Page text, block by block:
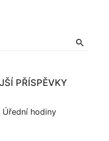
PŘÍSPĚVKY
Úřední hodiny